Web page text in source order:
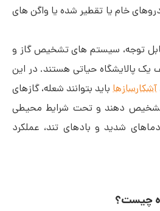
خام یا تقطیر شده یا واگن های
توجه، سیستم های تشخیص گاز و
پالایشگاه حیاتی هستند. در این
آشکارسازهاباید بتوانند شعله، گازهای
تشخیص دهند و تحت شرایط محیطی
شدید و بادهای تند، عملکرد